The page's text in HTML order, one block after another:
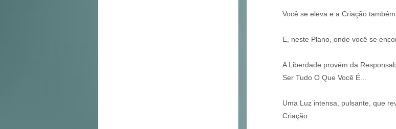
Você se eleva e a Criação
E, neste Plano, onde você se
A Liberdade provém da
Ser Tudo O Que Você É...
Uma Luz intensa, pulsante, que
Criação.